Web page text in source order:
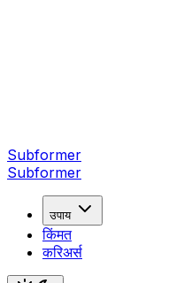
Subformer
Subformer
उपाय
किंमत
करिअर्स